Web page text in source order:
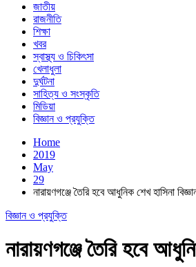
জাতীয়
রাজনীতি
শিক্ষা
খবর
স্বাস্থ্য ও চিকিৎসা
খেলাধুলা
দুর্ঘটনা
সাহিত্য ও সংস্কৃতি
মিডিয়া
বিজ্ঞান ও প্রযুক্তি
Home
2019
May
29
নারায়ণগঞ্জে তৈরি হবে আধুনিক শেখ হাসিনা
বিজ্ঞান ও প্রযুক্তি
নারায়ণগঞ্জে তৈরি হবে